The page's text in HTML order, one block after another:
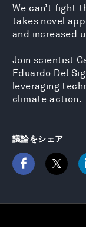
We can’t fight
takes novel
and increased
Join scientist
Eduardo Del
leveraging
climate action.
議論をシェア